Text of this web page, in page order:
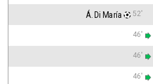
Á. Di María 52'
46'
46'
46'